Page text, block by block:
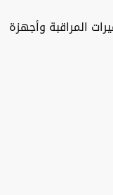
المراقبة وأجهزة